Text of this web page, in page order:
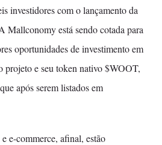
investidores com o lançamento da
Mallconomy está sendo cotada para
oportunidades de investimento em
projeto e seu token nativo $WOOT,
após serem listados em
e-commerce, afinal, estão